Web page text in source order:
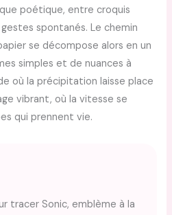
poétique, entre croquis
spontanés. Le chemin
se décompose alors en un
simples et de nuances à
où la précipitation laisse place
vibrant, où la vitesse se
qui prennent vie.
tracer Sonic, emblème à la